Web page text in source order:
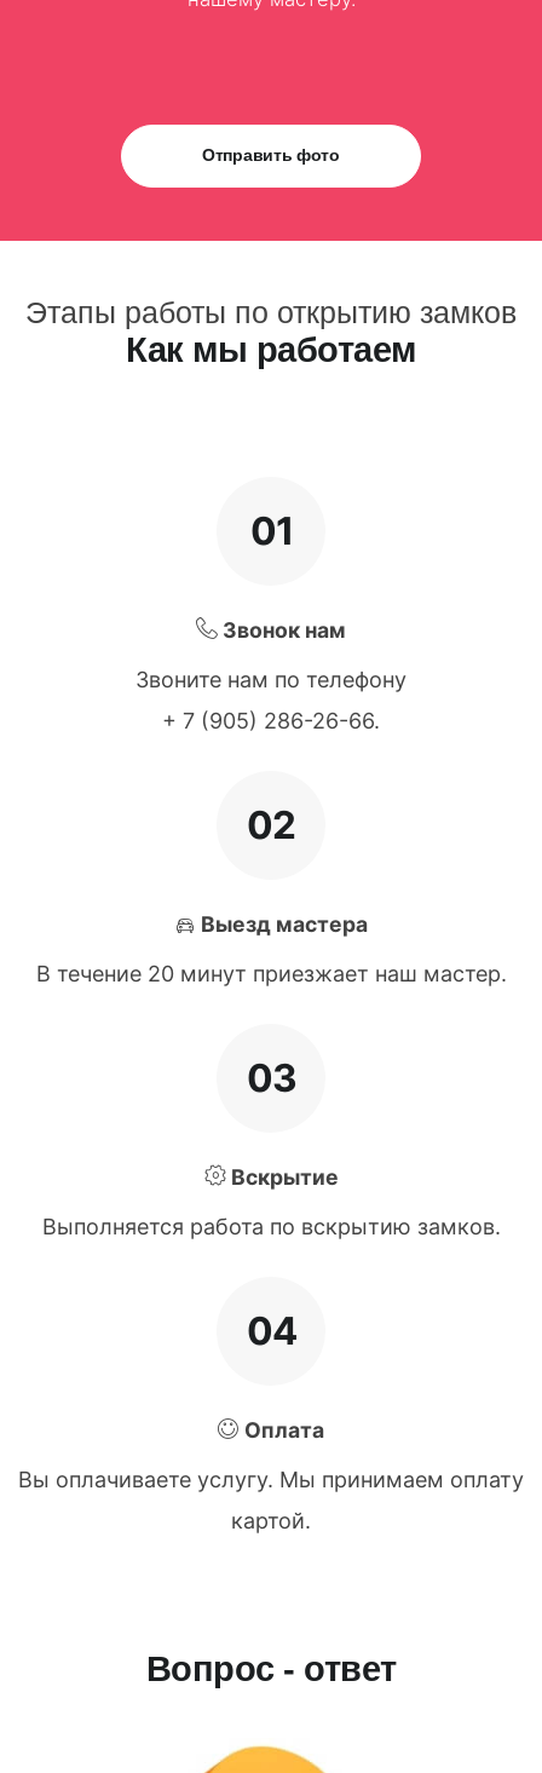
Отправить фото
Этапы работы по открытию замков
Как мы работаем
01
Звонок нам
Звоните нам по телефону
+ 7 (905) 286-26-66.
02
Выезд мастера
В течение 20 минут приезжает наш мастер.
03
Вскрытие
Выполняется работа по вскрытию замков.
04
Оплата
Вы оплачиваете услугу. Мы принимаем оплату
картой.
Вопрос - ответ